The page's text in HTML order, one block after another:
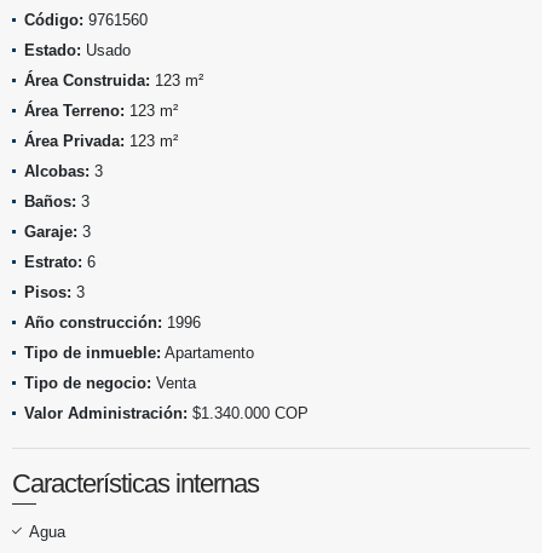
Código: 9761560
Estado: Usado
Área Construida: 123 m²
Área Terreno: 123 m²
Área Privada: 123 m²
Alcobas: 3
Baños: 3
Garaje: 3
Estrato: 6
Pisos: 3
Año construcción: 1996
Tipo de inmueble: Apartamento
Tipo de negocio: Venta
Valor Administración: $1.340.000 COP
Características internas
Agua